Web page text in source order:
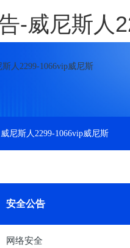
-威尼斯人
斯人2299-1066vip威尼斯
威尼斯人2299-1066vip威尼斯
安全公告
网络安全